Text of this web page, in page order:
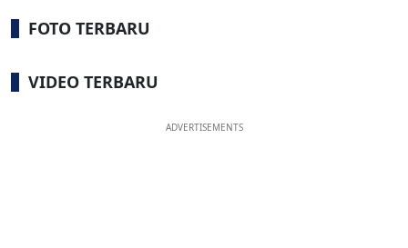
FOTO TERBARU
VIDEO TERBARU
ADVERTISEMENTS